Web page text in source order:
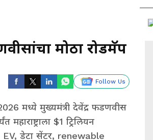
मोठा रोडमॅप
Follow Us
मध्ये मुख्यमंत्री देवेंद्र फडणवीस
महाराष्ट्राला $1 ट्रिलियन
EV, डेटा सेंटर, renewable